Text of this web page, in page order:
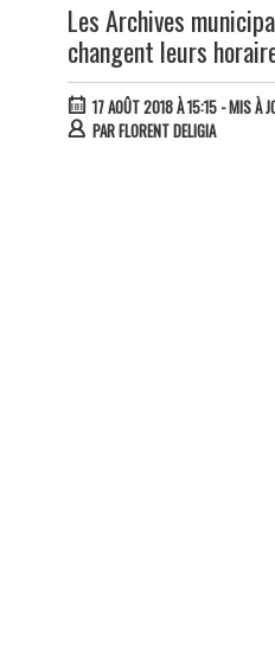
Les Archives
changent leurs
17 AOÛT 2018 À 15:15- MIS À
PARFLORENT DELIGIA